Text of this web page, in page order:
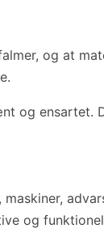
og at
og ensartet.
og